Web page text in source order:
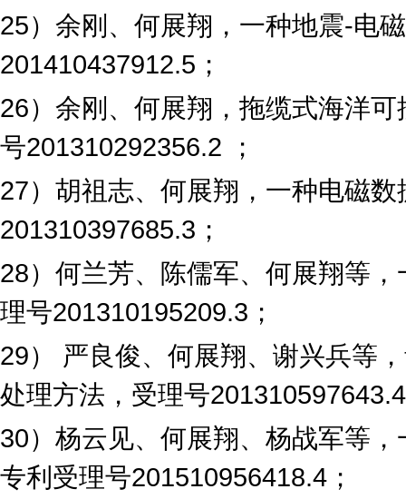
25）余刚、何展翔，一种地震-电
201410437912.5 ；
26）余刚、何展翔，拖缆式海洋
号201310292356.2
；
27）胡祖志、何展翔，一种电磁
201310397685.3 ；
28）何兰芳、陈儒军、何展翔等
理号201310195209.3 ；
29） 严良俊、何展翔、谢兴兵等
处理方法，受理号201310597643.4
30）杨云见、何展翔、杨战军等
专利受理号201510956418.4 ；